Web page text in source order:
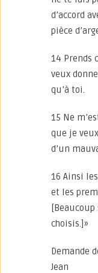
d’accord
pièce
14 Prends
veux
qu’à toi.
15 Ne
que je
d’un
16 Ainsi
et les
choisis.]»
Demande
Jean